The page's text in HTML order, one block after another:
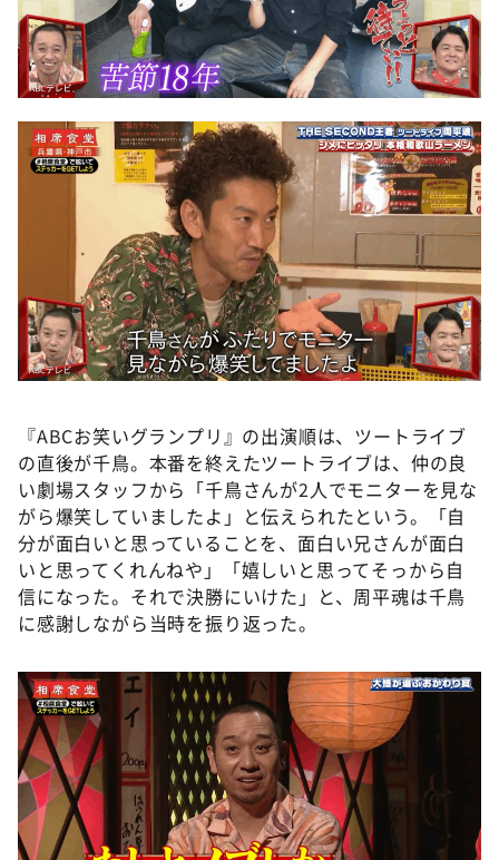
『ABCお笑いグランプリ』の出演順は、ツートライブ
の直後が千鳥。本番を終えたツートライブは、仲の良
い劇場スタッフから「千鳥さんが2人でモニターを見な
がら爆笑していましたよ」と伝えられたという。「自
分が面白いと思っていることを、面白い兄さんが面白
いと思ってくれんねや」「嬉しいと思ってそっから自
信になった。それで決勝にいけた」と、周平魂は千鳥
に感謝しながら当時を振り返った。